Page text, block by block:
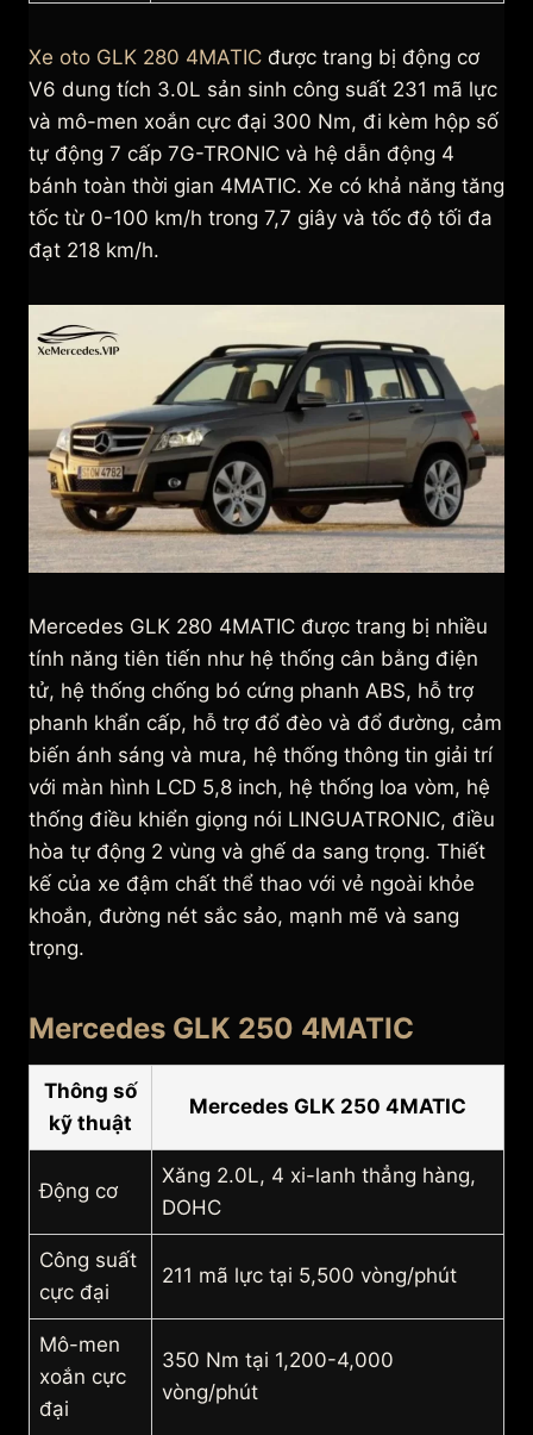
Xe oto GLK 280 4MATIC được trang bị động cơ
V6 dung tích 3.0L sản sinh công suất 231 mã lực
và mô-men xoắn cực đại 300 Nm, đi kèm hộp số
tự động 7 cấp 7G-TRONIC và hệ dẫn động 4
bánh toàn thời gian 4MATIC. Xe có khả năng tăng
tốc từ 0-100 km/h trong 7,7 giây và tốc độ tối đa
đạt 218 km/h.
Mercedes GLK 280 4MATIC được trang bị nhiều
tính năng tiên tiến như hệ thống cân bằng điện
tử, hệ thống chống bó cứng phanh ABS, hỗ trợ
phanh khẩn cấp, hỗ trợ đổ đèo và đổ đường, cảm
biến ánh sáng và mưa, hệ thống thông tin giải trí
với màn hình LCD 5,8 inch, hệ thống loa vòm, hệ
thống điều khiển giọng nói LINGUATRONIC, điều
hòa tự động 2 vùng và ghế da sang trọng. Thiết
kế của xe đậm chất thể thao với vẻ ngoài khỏe
khoắn, đường nét sắc sảo, mạnh mẽ và sang
trọng.
Mercedes GLK 250 4MATIC
Thông số
kỹ thuật
Mercedes GLK 250 4MATIC
Động cơ
Xăng 2.0L, 4 xi-lanh thẳng hàng,
DOHC
Công suất
cực đại
211 mã lực tại 5,500 vòng/phút
Mô-men
xoắn cực
đại
350 Nm tại 1,200-4,000
vòng/phút